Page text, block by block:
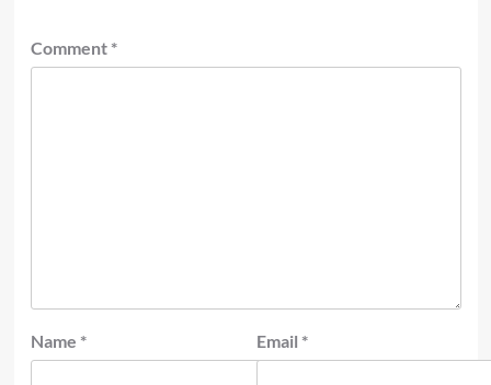
Comment *
Name * Email *